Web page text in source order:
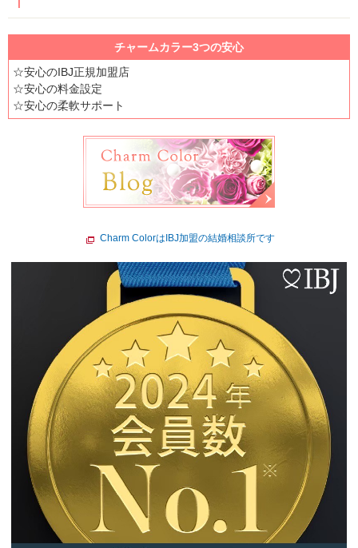
チャームカラー3つの安心
☆安心のIBJ正規加盟店
☆安心の料金設定
☆安心の柔軟サポート
Charm ColorはIBJ加盟の結婚相談所です